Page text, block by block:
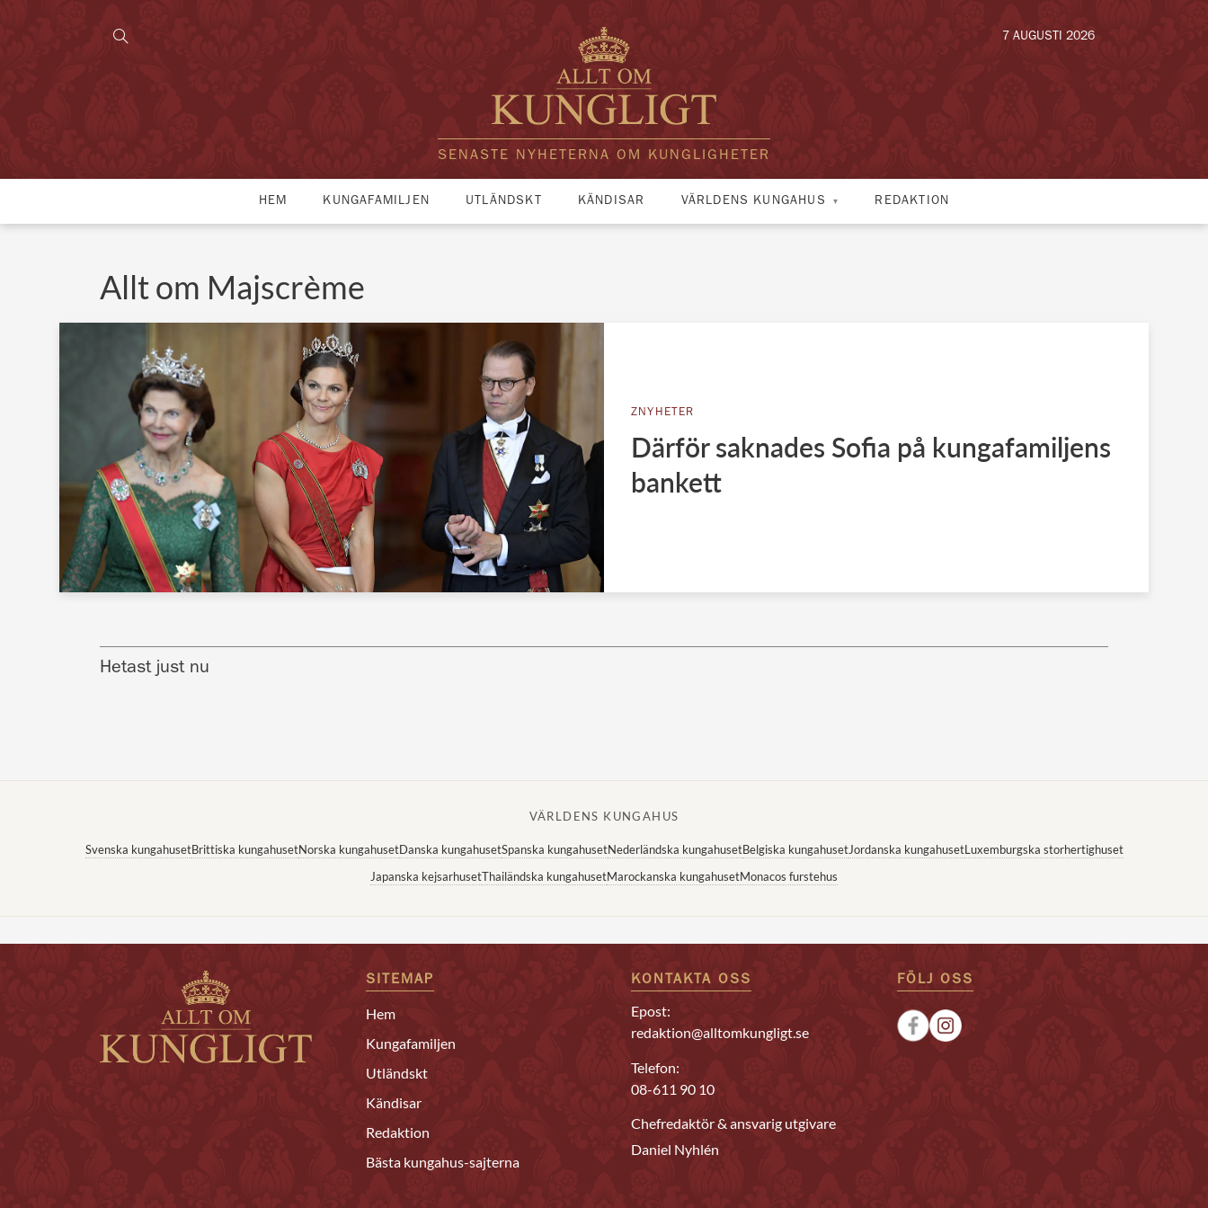
SENASTE NYHETERNA OM KUNGLIGHETER
7 AUGUSTI 2026
HEM KUNGAFAMILJEN UTLÄNDSKT KÄNDISAR VÄRLDENS KUNGAHUS REDAKTION
Allt om Majscrème
ZNYHETER
Därför saknades Sofia på kungafamiljens
bankett
Hetast just nu
VÄRLDENS KUNGAHUS
Svenska kungahusetBrittiska kungahusetNorska kungahusetDanska kungahusetSpanska kungahusetNederländska kungahusetBelgiska kungahusetJordanska kungahusetLuxemburgska storhertighuset
Japanska kejsarhusetThailändska kungahusetMarockanska kungahusetMonacos furstehus
SITEMAP
Hem
Kungafamiljen
Utländskt
Kändisar
Redaktion
Bästa kungahus-sajterna
KONTAKTA OSS
Epost:
redaktion@alltomkungligt.se
Telefon:
08-611 90 10
Chefredaktör & ansvarig utgivare
Daniel Nyhlén
FÖLJ OSS